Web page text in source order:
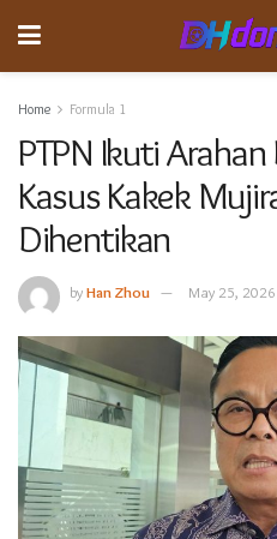
Home Formula 1
PTPN Ikuti
Kasus Kakek
Dihentikan
byHan Zhou May 25, 2026